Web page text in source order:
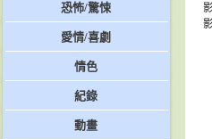
恐怖/驚悚
愛情/喜劇
情色
紀錄
動畫